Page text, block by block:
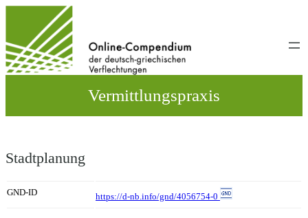
wechseln
Vermittlungspraxis
Stadtplanung
GND-ID https://d-nb.info/gnd/4056754-0